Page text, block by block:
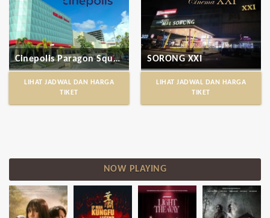
Cinepolis Paragon Square Sorong
LIHAT JADWAL DAN HARGA
TIKET
SORONG XXI
LIHAT JADWAL DAN HARGA
TIKET
NOW PLAYING